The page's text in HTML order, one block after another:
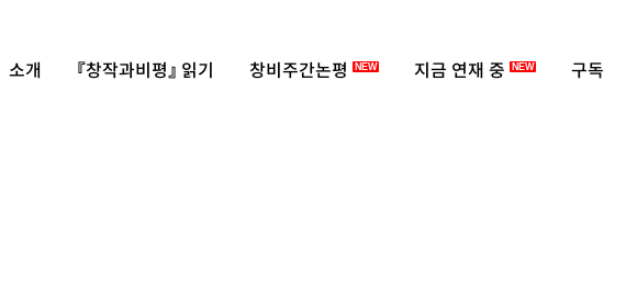
소개 『창작과비평』 읽기 창비주간논평 NEW 지금 연재 중 NEW 구독